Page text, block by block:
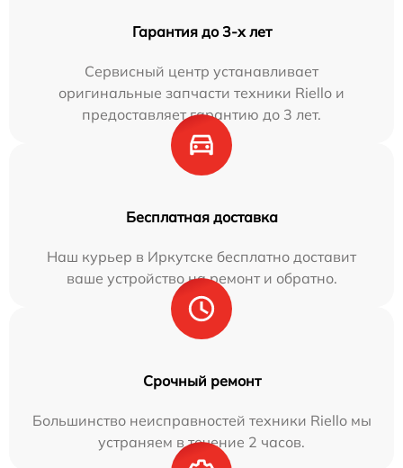
Гарантия до 3-х лет
Сервисный центр устанавливает
оригинальные запчасти техники Riello и
предоставляет гарантию до 3 лет.
Бесплатная доставка
Наш курьер в Иркутске бесплатно доставит
ваше устройство на ремонт и обратно.
Срочный ремонт
Большинство неисправностей техники Riello мы
устраняем в течение 2 часов.